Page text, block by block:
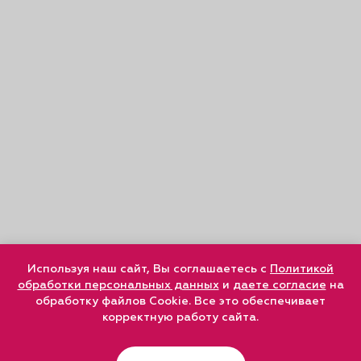
Используя наш сайт, Вы соглашаетесь с Политикой
обработки персональных данныхи даете согласие на
обработку файлов Cookie. Все это обеспечивает
корректную работу сайта.